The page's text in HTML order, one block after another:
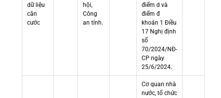
dữ liệu
căn
cước
hội,
Công
an tỉnh.
điểm d và
điểm đ
khoản 1 Điều
17 Nghị định
số
70/2024/NĐ-
CP ngày
25/6/2024.
Cơ quan nhà
nước, tổ chức